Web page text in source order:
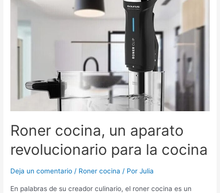
Roner cocina, un aparato
revolucionario para la cocina
Deja un comentario / Roner cocina / PorJulia
En palabras de su creador culinario, el roner cocina es un